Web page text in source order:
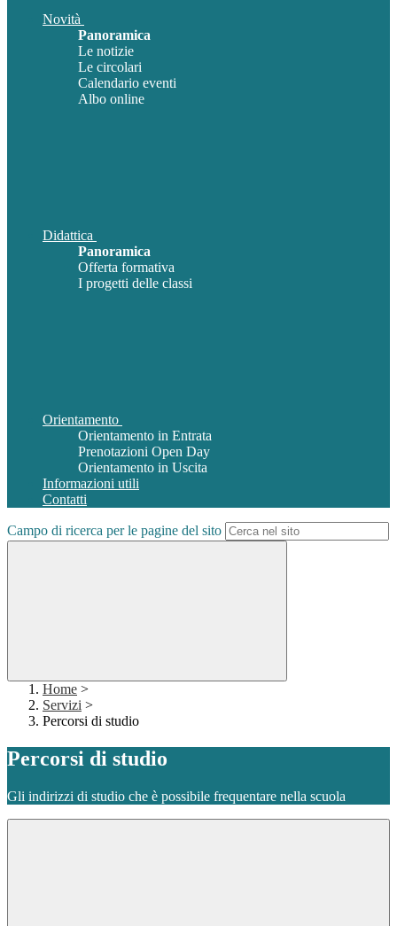
Novità
Panoramica
Le notizie
Le circolari
Calendario eventi
Albo online
Didattica
Panoramica
Offerta formativa
I progetti delle classi
Orientamento
Orientamento in Entrata
Prenotazioni Open Day
Orientamento in Uscita
Informazioni utili
Contatti
Campo di ricerca per le pagine del sito
Home >
Servizi >
Percorsi di studio
Percorsi di studio
Gli indirizzi di studio che è possibile frequentare nella scuola